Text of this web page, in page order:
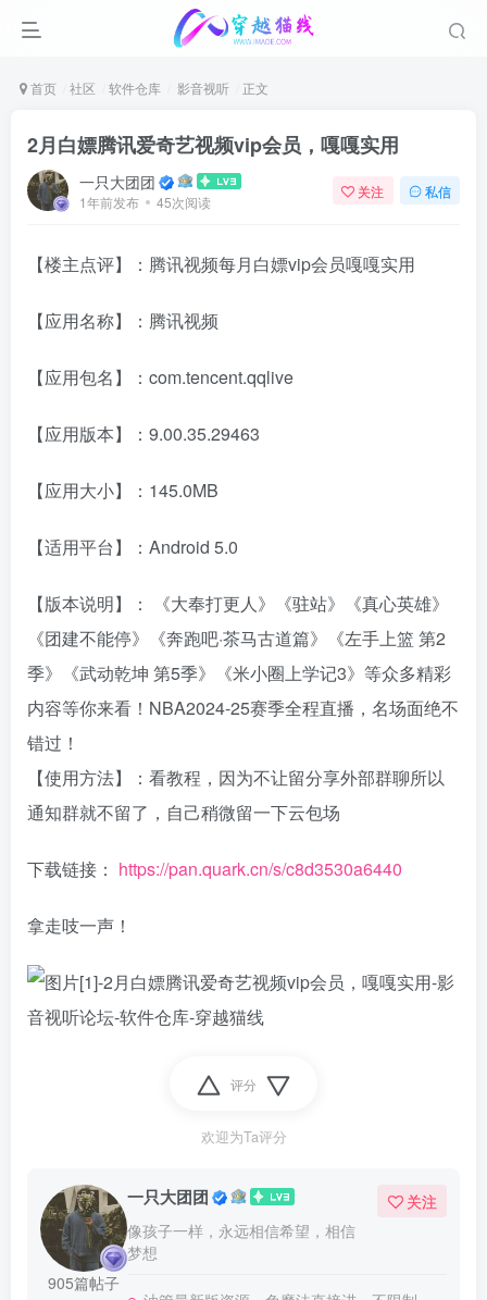
首页 社区 软件仓库 影音视听 正文
2月白嫖腾讯爱奇艺视频vip会员，嘎嘎实用
一只大团团
1年前发布 45次阅读
关注 私信
【楼主点评】：腾讯视频每月白嫖vip会员嘎嘎实用
【应用名称】：腾讯视频
【应用包名】：com.tencent.qqlive
【应用版本】：9.00.35.29463
【应用大小】：145.0MB
【适用平台】：Android 5.0
【版本说明】： 《大奉打更人》《驻站》《真心英雄》
《团建不能停》《奔跑吧·茶马古道篇》《左手上篮 第2
季》《武动乾坤 第5季》《米小圈上学记3》等众多精彩
内容等你来看！NBA2024-25赛季全程直播，名场面绝不
错过！
【使用方法】：看教程，因为不让留分享外部群聊所以
通知群就不留了，自己稍微留一下云包场
下载链接： https://pan.quark.cn/s/c8d3530a6440
拿走吱一声！
评分
欢迎为Ta评分
905篇帖子
一只大团团
像孩子一样，永远相信希望，相信
梦想
关注